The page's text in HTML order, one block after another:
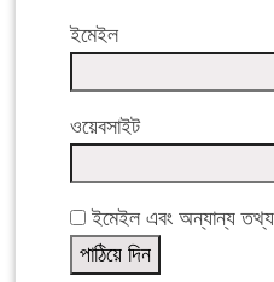
ইমেইল
ওয়েবসাইট
ইমেইল এবং অন্যান্য